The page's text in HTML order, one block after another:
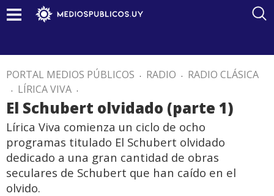
PORTAL MEDIOS PÚBLICOS . RADIO . RADIO CLÁSICA
. LÍRICA VIVA .
El Schubert olvidado (parte 1)
Lírica Viva comienza un ciclo de ocho
programas titulado El Schubert olvidado
dedicado a una gran cantidad de obras
seculares de Schubert que han caído en el
olvido.